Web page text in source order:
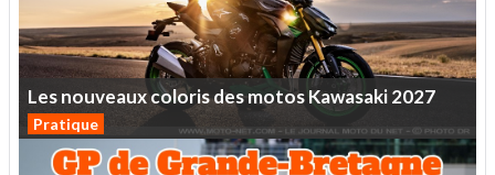
LesnouveauxcolorisdesmotosKawasaki2027
Pratique